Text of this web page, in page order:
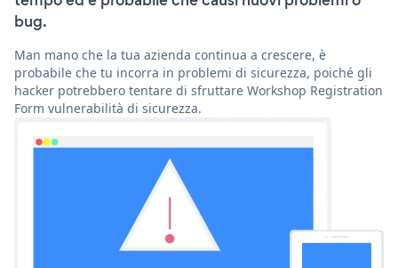
bug.
Man mano che la tua azienda continua a crescere, è
probabile che tu incorra in problemi di sicurezza, poiché gli
hacker potrebbero tentare di sfruttare Workshop Registration
Form vulnerabilità di sicurezza.